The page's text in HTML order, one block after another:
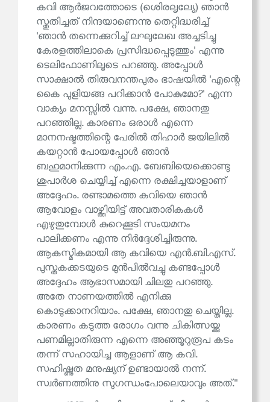
കവി ആർജവത്തോടെ (ശെിരലൃല്യേ) ഞാൻ
സ്തുതിച്ചത് നിന്ദയാണെന്നു തെറ്റിദ്ധരിച്ച്
'ഞാൻ തന്നെക്കുറിച്ച് ലഘുലേഖ അച്ചടിച്ചു
കേരളത്തിലാകെ പ്രസിദ്ധപ്പെടുത്തും' എന്നു
ടെലിഫോണിലൂടെ പറഞ്ഞു. അപ്പോൾ
സാക്ഷാൽ തിരുവനന്തപുരം ഭാഷയിൽ 'എന്റെ
കൈ പുളിയങ്ങ പറിക്കാൻ പോകുമോ?' എന്ന
വാക്യം മനസ്സിൽ വന്നു. പക്ഷേ, ഞാനതു
പറഞ്ഞില്ല. കാരണം ഒരാൾ എന്നെ
മാനനഷ്ടത്തിന്റെ പേരിൽ തിഹാർ ജയിലിൽ
കയറ്റാൻ പോയപ്പോൾ ഞാൻ
ബഹുമാനിക്കുന്ന എം.എ. ബേബിയെക്കൊണ്ടു
ശുപാർശ ചെയ്യിച്ച് എന്നെ രക്ഷിച്ചയാളാണ്
അദ്ദേഹം. രണ്ടാമത്തെ കവിയെ ഞാൻ
ആവോളം വാഴ്ത്തിയിട്ട് അവതാരികകൾ
എഴുതുമ്പോൾ കുറെക്കൂടി സംയമനം
പാലിക്കണം എന്നു നിർദ്ദേശിച്ചിരുന്നു.
ആകസ്മികമായി ആ കവിയെ എൻ.ബി.എസ്.
പുസ്തകക്കടയുടെ മുൻപിൽവച്ചു കണ്ടപ്പോൾ
അദ്ദേഹം ആഭാസമായി ചിലതു പറഞ്ഞു.
അതേ നാണയത്തിൽ എനിക്കു
കൊടുക്കാനറിയാം. പക്ഷേ, ഞാനതു ചെയ്തില്ല.
കാരണം കടുത്ത രോഗം വന്നു ചികിത്സയ്ക്കു
പണമില്ലാതിരുന്ന എന്നെ അഞ്ഞൂറുരൂപ കടം
തന്ന് സഹായിച്ച ആളാണ് ആ കവി.
സഹിഷ്ണുത മനുഷ്യന് ഉണ്ടായാൽ നന്ന്.
സ്വർണത്തിനു സുഗന്ധംപോലെയാവും അത്.''